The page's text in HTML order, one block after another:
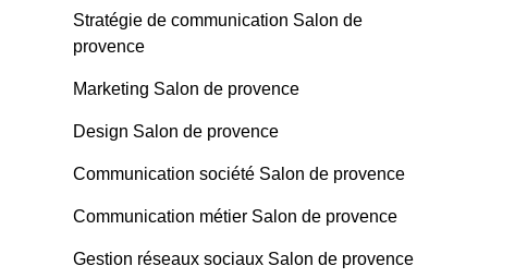
Stratégie de communication Salon de
provence
Marketing Salon de provence
Design Salon de provence
Communication société Salon de provence
Communication métier Salon de provence
Gestion réseaux sociaux Salon de provence